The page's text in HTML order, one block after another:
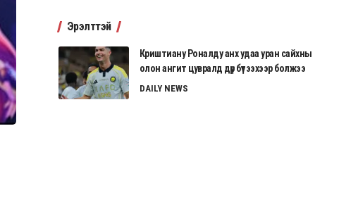
Эрэлттэй
Криштиану Роналду анх удаа уран сайхны
олон ангит цувралд дүр бүтээхээр болжээ
DAILY NEWS